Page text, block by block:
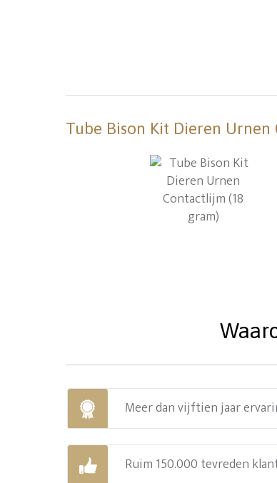
Tube Bison Kit Dieren
Meer dan vijftien jaar
Ruim 150.000 tevreden